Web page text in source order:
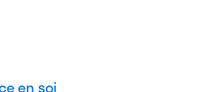
en soi